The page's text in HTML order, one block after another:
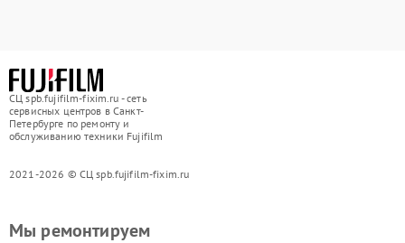
СЦ spb.fujifilm-fixim.ru - сеть
сервисных центров в Санкт-
Петербурге по ремонту и
обслуживанию техники Fujifilm
2021-2026 © СЦ spb.fujifilm-fixim.ru
Мы ремонтируем